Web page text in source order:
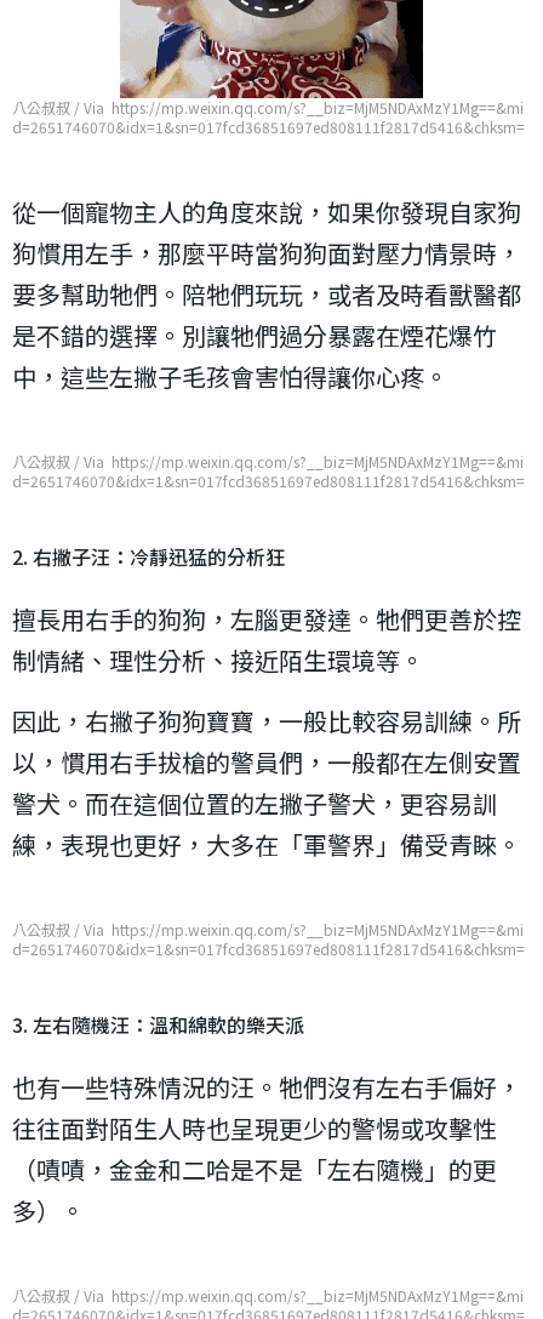
八公叔叔 / Via https://mp.weixin.qq.com/s?__biz=MjM5NDAxMzY1Mg==&mi
d=2651746070&idx=1&sn=017fcd36851697ed808111f2817d5416&chksm=
從一個寵物主人的角度來說，如果你發現自家狗
狗慣用左手，那麼平時當狗狗面對壓力情景時，
要多幫助牠們。陪牠們玩玩，或者及時看獸醫都
是不錯的選擇。別讓牠們過分暴露在煙花爆竹
中，這些左撇子毛孩會害怕得讓你心疼。
八公叔叔 / Via https://mp.weixin.qq.com/s?__biz=MjM5NDAxMzY1Mg==&mi
d=2651746070&idx=1&sn=017fcd36851697ed808111f2817d5416&chksm=
2. 右撇子汪：冷靜迅猛的分析狂
擅長用右手的狗狗，左腦更發達。牠們更善於控
制情緒、理性分析、接近陌生環境等。
因此，右撇子狗狗寶寶，一般比較容易訓練。所
以，慣用右手拔槍的警員們，一般都在左側安置
警犬。而在這個位置的左撇子警犬，更容易訓
練，表現也更好，大多在「軍警界」備受青睞。
八公叔叔 / Via https://mp.weixin.qq.com/s?__biz=MjM5NDAxMzY1Mg==&mi
d=2651746070&idx=1&sn=017fcd36851697ed808111f2817d5416&chksm=
3. 左右隨機汪：溫和綿軟的樂天派
也有一些特殊情況的汪。牠們沒有左右手偏好，
往往面對陌生人時也呈現更少的警惕或攻擊性
（嘖嘖，金金和二哈是不是「左右隨機」的更
多）。
八公叔叔 / Via https://mp.weixin.qq.com/s?__biz=MjM5NDAxMzY1Mg==&mi
d=2651746070&idx=1&sn=017fcd36851697ed808111f2817d5416&chksm=